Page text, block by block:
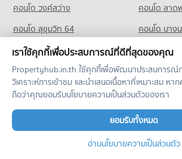
คอนโด เทสโก้โลตัส เอ็กตร้า พระราม 4
673 โครงการ
คอนโดให้เช่า เทสโก้โลตัส เอ็กตร้า พระราม 4
มีคอนโดให้เช่า 40,859 ประกาศ
ขายคอนโด เทสโก้โลตัส เอ็กตร้า พระราม 4
มีคอนโดขาย 15,039 ประกาศ
ขายคอนโด สุขุมวิท 42
คอนโด สุขุมวิท ชั้นนอก
185 โครงการ
คอนโดให้เช่า สุขุมวิท ชั้นนอก
มีคอนโดให้เช่า 15,018 ประกาศ
คอนโด ดิ เอ็มควอเทียร์
คอนโด วงศ์สว่าง
คอนโด ลาด
คอนโด สุขุมวิท 64
คอนโด บาง
คอนโด bts บางนา
คอนโด bts บ
คอนโด bts อุดมสุข
คอนโด mrt
คอนโด mrt เพชรบุรี
คอนโด bts ว
คอนโดให้เช่า ต่างจังหวัด
เช่าคอนโด น
เราใช้คุกกี้เพื่อประสบการณ์ที่ดีที่สุดของคุณ
Propertyhub.in.th ใช้คุกกี้เพื่อพัฒนาประสบการณ์
วิเคราะห์การเข้าชม และนำเสนอเนื้อหาที่เหมาะสม ห
ถือว่าคุณยอมรับนโยบายความเป็นส่วนตัวของเรา
ยอมรับทั้งหมด
อ่านนโยบายความเป็นส่วนตัว